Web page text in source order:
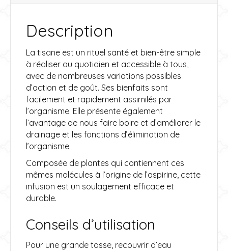
Description
La tisane est un rituel santé et bien-être simple
à réaliser au quotidien et accessible à tous,
avec de nombreuses variations possibles
d’action et de goût. Ses bienfaits sont
facilement et rapidement assimilés par
l’organisme. Elle présente également
l’avantage de nous faire boire et d’améliorer le
drainage et les fonctions d’élimination de
l’organisme.
Composée de plantes qui contiennent ces
mêmes molécules à l’origine de l’aspirine, cette
infusion est un soulagement efficace et
durable.
Conseils d’utilisation
Pour une grande tasse, recouvrir d’eau